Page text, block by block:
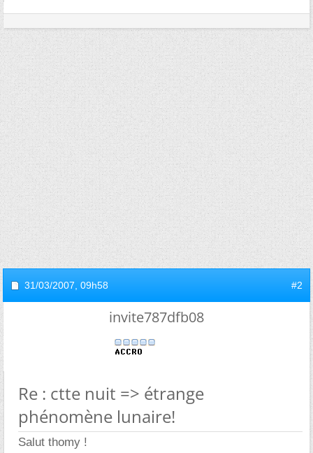
31/03/2007, 09h58 #2
invite787dfb08
Re : ctte nuit => étrange
phénomène lunaire!
Salut thomy !